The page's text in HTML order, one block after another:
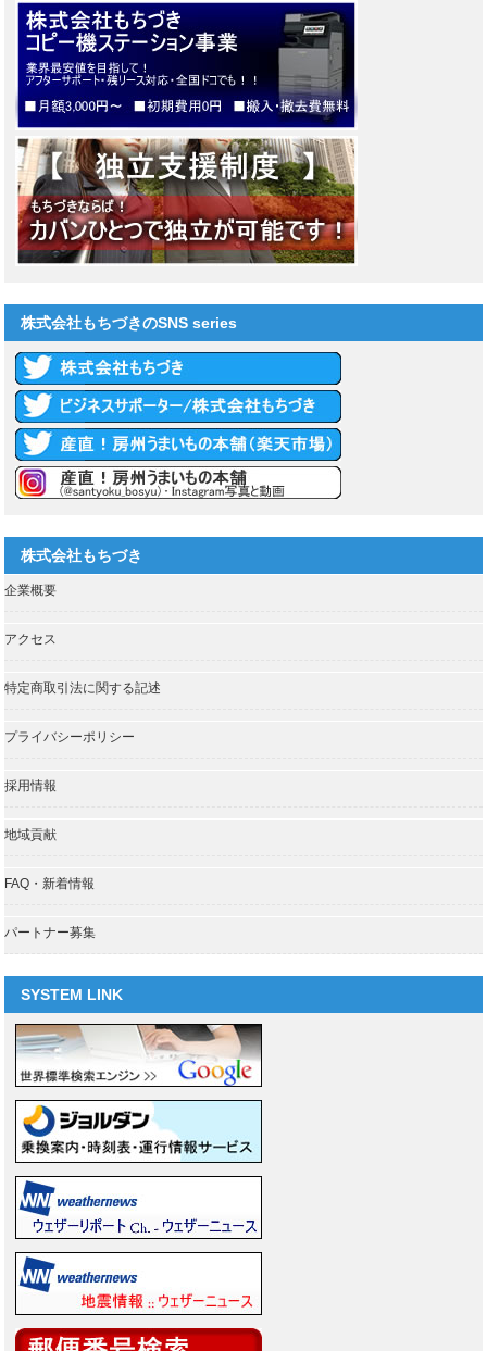
株式会社もちづきのSNS series
株式会社もちづき
企業概要
アクセス
特定商取引法に関する記述
プライバシーポリシー
採用情報
地域貢献
FAQ・新着情報
パートナー募集
SYSTEM LINK